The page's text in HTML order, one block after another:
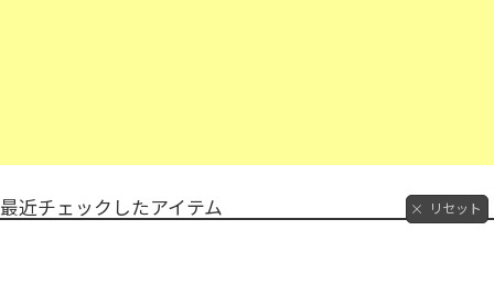
最近チェックしたアイテム リセット